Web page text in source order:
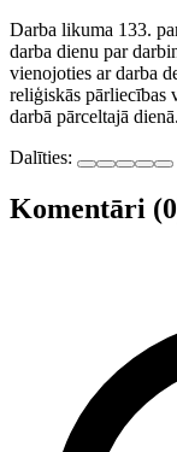
Darba likuma 133.
darba dienu par
vienojoties ar darba
reliģiskās pārliecības
darbā pārceltajā dienā.
Dalīties:
Komentāri